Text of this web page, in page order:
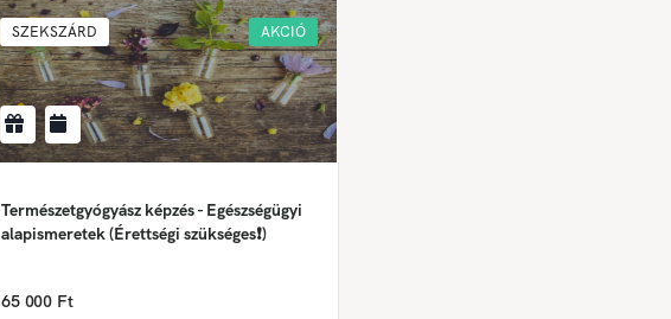
SZEKSZÁRD AKCIÓ
Természetgyógyász képzés - Egészségügyi
alapismeretek (Érettségi szükséges❗)
65 000 Ft